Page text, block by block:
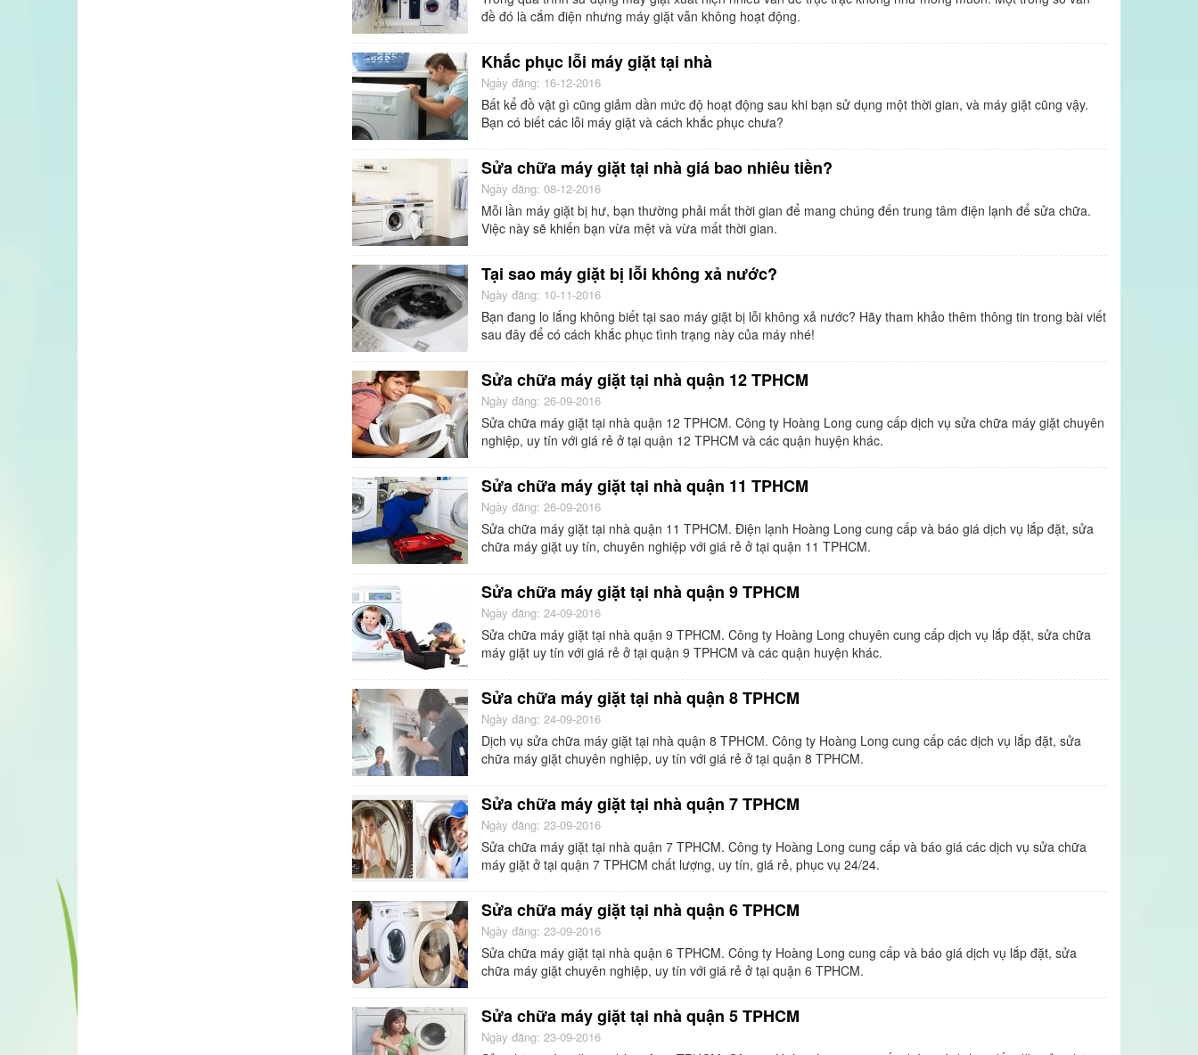
đề đó là cắm điện nhưng máy giặt vẫn không hoạt động.
Khắc phục lỗi máy giặt tại nhà
Ngày đăng: 16-12-2016
Bất kể đồ vật gì cũng giảm dần mức độ hoạt động sau khi bạn sử dụng một thời gian, và máy giặt cũng vậy.
Bạn có biết các lỗi máy giặt và cách khắc phục chưa?
Sửa chữa máy giặt tại nhà giá bao nhiêu tiền?
Ngày đăng: 08-12-2016
Mỗi lần máy giặt bị hư, bạn thường phải mất thời gian để mang chúng đến trung tâm điện lạnh để sửa chữa.
Việc này sẽ khiến bạn vừa mệt và vừa mất thời gian.
Tại sao máy giặt bị lỗi không xả nước?
Ngày đăng: 10-11-2016
Bạn đang lo lắng không biết tại sao máy giặt bị lỗi không xả nước? Hãy tham khảo thêm thông tin trong bài viết
sau đây để có cách khắc phục tình trạng này của máy nhé!
Sửa chữa máy giặt tại nhà quận 12 TPHCM
Ngày đăng: 26-09-2016
Sửa chữa máy giặt tại nhà quận 12 TPHCM. Công ty Hoàng Long cung cấp dịch vụ sửa chữa máy giặt chuyên
nghiệp, uy tín với giá rẻ ở tại quận 12 TPHCM và các quận huyện khác.
Sửa chữa máy giặt tại nhà quận 11 TPHCM
Ngày đăng: 26-09-2016
Sửa chữa máy giặt tại nhà quận 11 TPHCM. Điện lạnh Hoàng Long cung cấp và báo giá dịch vụ lắp đặt, sửa
chữa máy giặt uy tín, chuyên nghiệp với giá rẻ ở tại quận 11 TPHCM.
Sửa chữa máy giặt tại nhà quận 9 TPHCM
Ngày đăng: 24-09-2016
Sửa chữa máy giặt tại nhà quận 9 TPHCM. Công ty Hoàng Long chuyên cung cấp dịch vụ lắp đặt, sửa chữa
máy giặt uy tín với giá rẻ ở tại quận 9 TPHCM và các quận huyện khác.
Sửa chữa máy giặt tại nhà quận 8 TPHCM
Ngày đăng: 24-09-2016
Dịch vụ sửa chữa máy giặt tại nhà quận 8 TPHCM. Công ty Hoàng Long cung cấp các dịch vụ lắp đặt, sửa
chữa máy giặt chuyên nghiệp, uy tín với giá rẻ ở tại quận 8 TPHCM.
Sửa chữa máy giặt tại nhà quận 7 TPHCM
Ngày đăng: 23-09-2016
Sửa chữa máy giặt tại nhà quận 7 TPHCM. Công ty Hoàng Long cung cấp và báo giá các dịch vụ sửa chữa
máy giặt ở tại quận 7 TPHCM chất lượng, uy tín, giá rẻ, phục vụ 24/24.
Sửa chữa máy giặt tại nhà quận 6 TPHCM
Ngày đăng: 23-09-2016
Sửa chữa máy giặt tại nhà quận 6 TPHCM. Công ty Hoàng Long cung cấp và báo giá dịch vụ lắp đặt, sửa
chữa máy giặt chuyên nghiệp, uy tín với giá rẻ ở tại quận 6 TPHCM.
Sửa chữa máy giặt tại nhà quận 5 TPHCM
Ngày đăng: 23-09-2016